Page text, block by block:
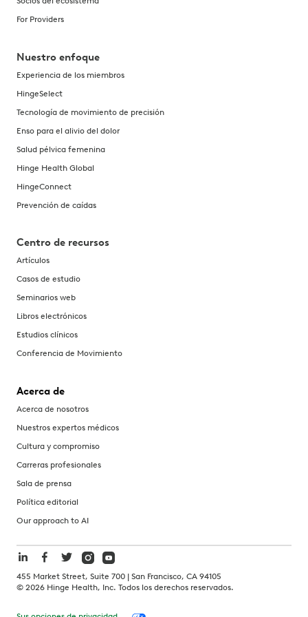
For Providers
Nuestro enfoque
Experiencia de los miembros
HingeSelect
Tecnología de movimiento de precisión
Enso para el alivio del dolor
Salud pélvica femenina
Hinge Health Global
HingeConnect
Prevención de caídas
Centro de recursos
Artículos
Casos de estudio
Seminarios web
Libros electrónicos
Estudios clínicos
Conferencia de Movimiento
Acerca de
Acerca de nosotros
Nuestros expertos médicos
Cultura y compromiso
Carreras profesionales
Sala de prensa
Política editorial
Our approach to AI
455 Market Street, Suite 700 | San Francisco, CA 94105
© 2026 Hinge Health, Inc. Todos los derechos reservados.